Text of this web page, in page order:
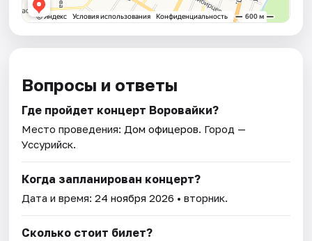
Вопросы и ответы
Где пройдет концерт Воровайки?
Место проведения: Дом офицеров. Город —
Уссурийск.
Когда запланирован концерт?
Дата и время:24 ноября 2026 • вторник.
Сколько стоит билет?